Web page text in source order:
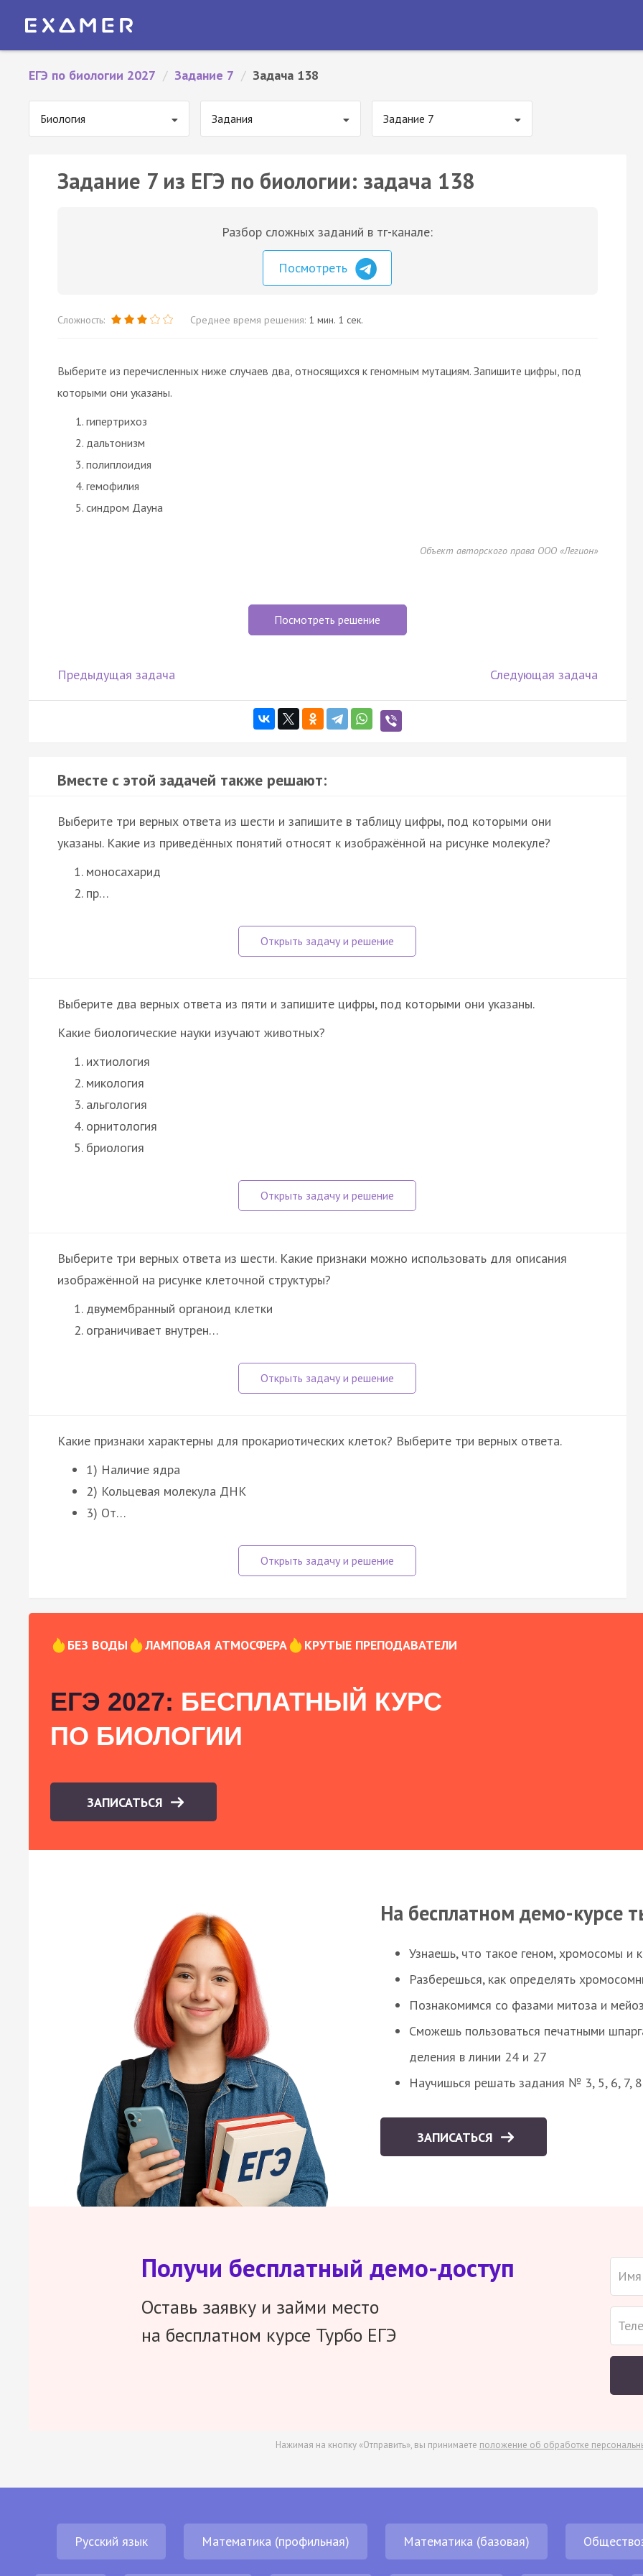
ЕГЭ по биологии 2027 / Задание 7 / Задача 138
Биология Задания Задание 7
Задание 7 из ЕГЭ по биологии: задача 138
Разбор сложных заданий в тг-канале:
Посмотреть
Сложность: Среднее время решения: 1 мин. 1 сек.
Выберите из перечисленных ниже случаев два, относящихся к геномным мутациям. Запишите цифры, под
которыми они указаны.
гипертрихоз
дальтонизм
полиплоидия
гемофилия
синдром Дауна
Объект авторского права ООО «Легион»
Посмотреть решение
Предыдущая задача Следующая задача
Вместе с этой задачей также решают:
Выберите три верных ответа из шести и запишите в таблицу цифры, под которыми они
указаны. Какие из приведённых понятий относят к изображённой на рисунке молекуле?
моносахарид
пр…
Выберите два верных ответа из пяти и запишите цифры, под которыми они указаны.
Какие биологические науки изучают животных?
ихтиология
микология
альгология
орнитология
бриология
Выберите три верных ответа из шести. Какие признаки можно использовать для описания
изображённой на рисунке клеточной структуры?
двумембранный органоид клетки
ограничивает внутрен…
Какие признаки характерны для прокариотических клеток? Выберите три верных ответа.
1) Наличие ядра
2) Кольцевая молекула ДНК
3) От…
БЕЗ ВОДЫ ЛАМПОВАЯ АТМОСФЕРА КРУТЫЕ ПРЕПОДАВАТЕЛИ
ЕГЭ 2027: БЕСПЛАТНЫЙ КУРС
ПО БИОЛОГИИ
ЗАПИСАТЬСЯ
На бесплатном демо-курсе
Узнаешь, что такое геном, хромосомы и
Разберешься, как определять
Познакомимся со фазами митоза и
Сможешь пользоваться печатными
деления в линии 24 и 27
Научишься решать задания № 3, 5, 6, 7,
ЗАПИСАТЬСЯ
Получи бесплатный демо-доступ
Оставь заявку и займи место
на бесплатном курсе Турбо ЕГЭ
Нажимая на кнопку «Отправить», вы принимаете положение об обработке
Русский язык Математика (профильная) Математика (базовая)